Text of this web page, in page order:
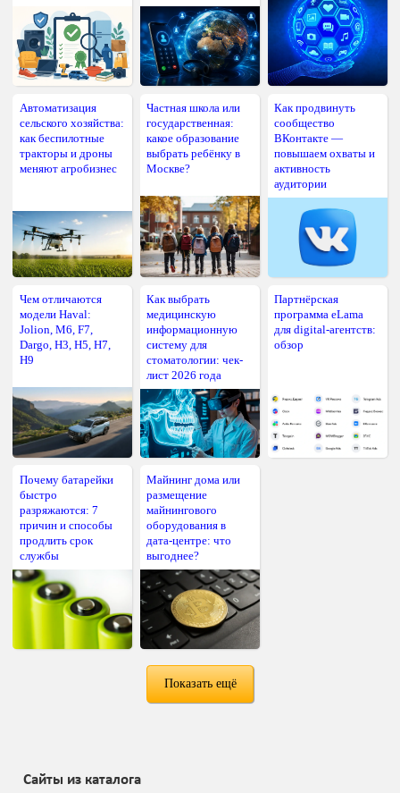
Автоматизация
сельского хозяйства:
как беспилотные
тракторы и дроны
меняют агробизнес
Частная школа или
государственная:
какое образование
выбрать ребёнку в
Москве?
Как продвинуть
сообщество
ВКонтакте —
повышаем охваты и
активность
аудитории
Чем отличаются
модели Haval:
Jolion, M6, F7,
Dargo, H3, H5, H7,
H9
Как выбрать
медицинскую
информационную
систему для
стоматологии: чек-
лист 2026 года
Партнёрская
программа eLama
для digital-агентств:
обзор
Почему батарейки
быстро
разряжаются: 7
причин и способы
продлить срок
службы
Майнинг дома или
размещение
майнингового
оборудования в
дата-центре: что
выгоднее?
Показать ещё
Сайты из каталога